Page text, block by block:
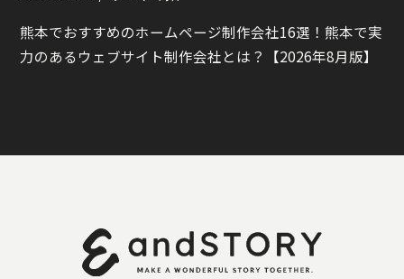
熊本でおすすめのホームページ制作会社16選！熊本で実
力のあるウェブサイト制作会社とは？【2026年8月版】